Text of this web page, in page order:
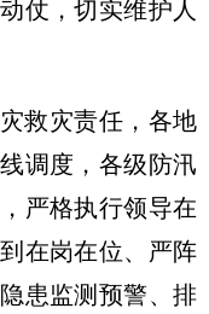
仗，切实维护人
救灾责任，各地
调度，各级防汛
严格执行领导在
在岗在位、严阵
患监测预警、排